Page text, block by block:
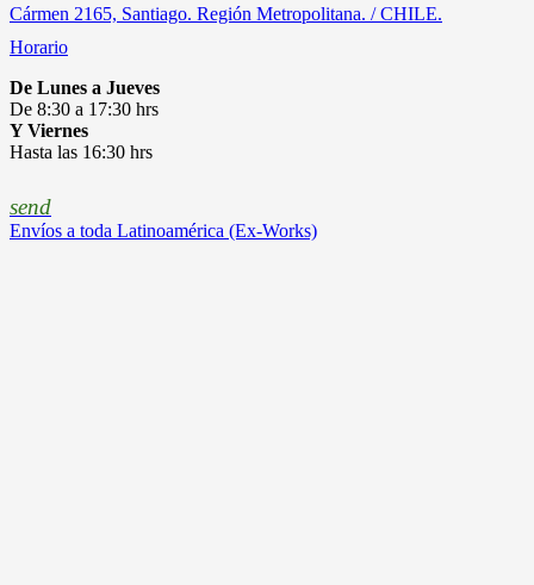
Cármen 2165, Santiago. Región Metropolitana. / CHILE.
Horario
De Lunes a Jueves
De 8:30 a 17:30 hrs
Y Viernes
Hasta las 16:30 hrs
send
Envíos a toda Latinoamérica (Ex-Works)